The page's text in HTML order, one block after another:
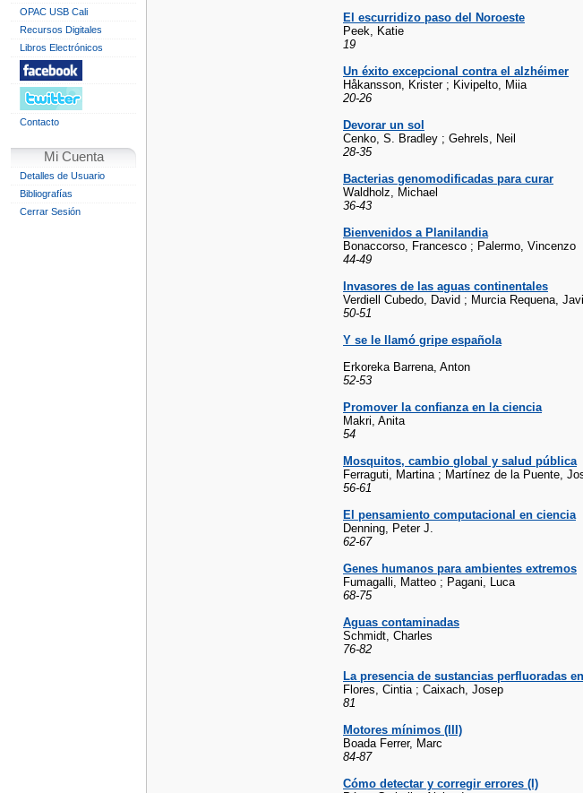
OPAC USB Cali
Recursos Digitales
Libros Electrónicos
Contacto
Mi Cuenta
Detalles de Usuario
Bibliografías
Cerrar Sesión
El escurridizo paso del Noroeste
Peek, Katie
19
Un éxito excepcional contra el alzhéimer
Håkansson, Krister ; Kivipelto, Miia
20-26
Devorar un sol
Cenko, S. Bradley ; Gehrels, Neil
28-35
Bacterias genomodificadas para curar
Waldholz, Michael
36-43
Bienvenidos a Planilandia
Bonaccorso, Francesco ; Palermo, Vincenzo
44-49
Invasores de las aguas continentales
Verdiell Cubedo, David ; Murcia Requena,
50-51
Y se le llamó gripe española
Erkoreka Barrena, Anton
52-53
Promover la confianza en la ciencia
Makri, Anita
54
Mosquitos, cambio global y salud pública
Ferraguti, Martina ; Martínez de la Puente,
56-61
El pensamiento computacional en ciencia
Denning, Peter J.
62-67
Genes humanos para ambientes extremos
Fumagalli, Matteo ; Pagani, Luca
68-75
Aguas contaminadas
Schmidt, Charles
76-82
La presencia de sustancias perfluoradas
Flores, Cintia ; Caixach, Josep
81
Motores mínimos (III)
Boada Ferrer, Marc
84-87
Cómo detectar y corregir errores (I)